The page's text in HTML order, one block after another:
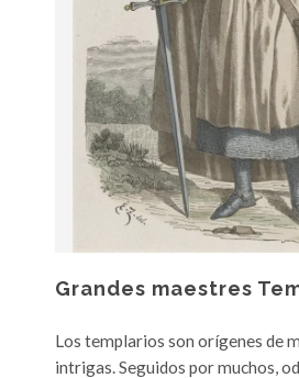
Grandes maestres
Los templarios son orígenes de
intrigas. Seguidos por muchos,